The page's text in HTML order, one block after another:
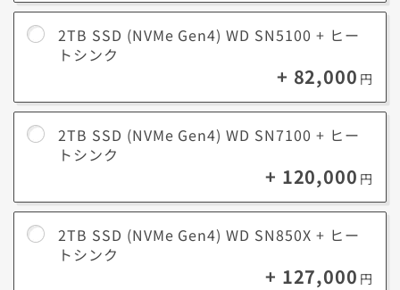
2TB SSD (NVMe Gen4) WD SN5100 + ヒー
トシンク
+ 82,000 円
2TB SSD (NVMe Gen4) WD SN7100 + ヒー
トシンク
+ 120,000 円
2TB SSD (NVMe Gen4) WD SN850X + ヒー
トシンク
+ 127,000 円